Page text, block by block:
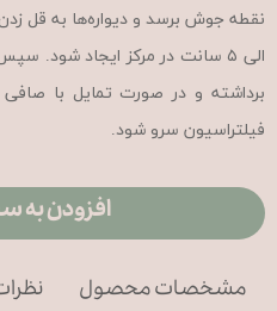
الی ۵ سانت در مرکز ایجاد شود.
برداشته و در صورت تمایل با
فیلتراسیون سرو شود.
افزودن به
مشخصات محصول